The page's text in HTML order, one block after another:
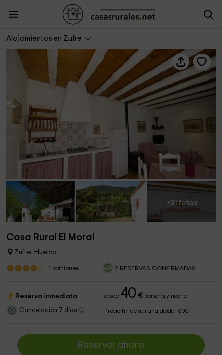
Alojamientos en Zufre
Casa Rural El Moral
+31 fotos
Casa Rural El Moral
Zufre, Huelva
1 opiniones 2 RESERVAS CONFIRMADAS
Reserva inmediata desde 40 €persona y noche
Cancelación 7 días Precio fin de semana desde 160€
Reservar ahora